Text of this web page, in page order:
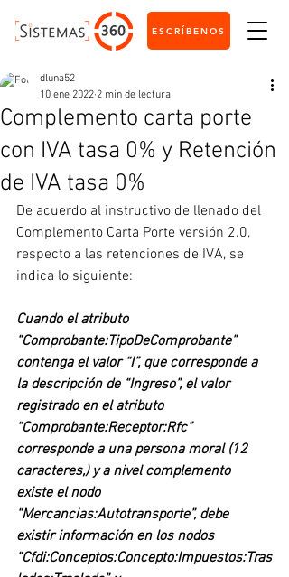
ESCRÍBENOS
Complemento carta porte
con IVA tasa 0% y Retención
de IVA tasa 0%
dluna52
10 ene 2022 2 min de lectura
De acuerdo al instructivo de llenado del
Complemento Carta Porte versión 2.0,
respecto a las retenciones de IVA, se
indica lo siguiente:
Cuando el atributo
“Comprobante:TipoDeComprobante”
contenga el valor “I”, que corresponde a
la descripción de “Ingreso”, el valor
registrado en el atributo
“Comprobante:Receptor:Rfc”
corresponde a una persona moral (12
caracteres,) y a nivel complemento
existe el nodo
“Mercancias:Autotransporte”, debe
existir información en los nodos
“Cfdi:Conceptos:Concepto:Impuestos:Tras